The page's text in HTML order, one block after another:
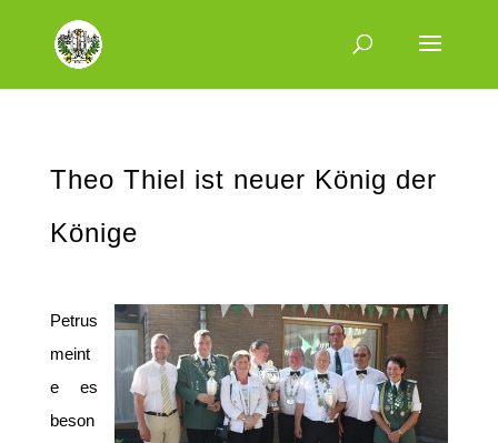
Theo Thiel ist neuer König der
Könige
Petrus
meint
e es
beson